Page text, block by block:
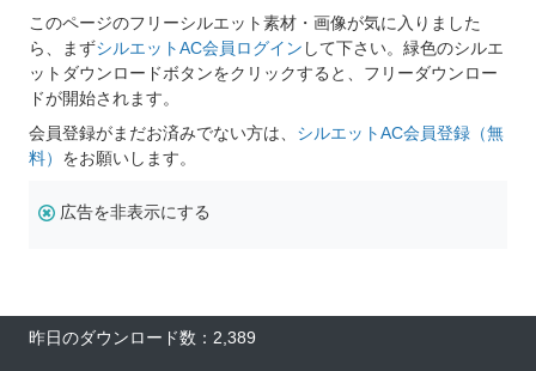
このページのフリーシルエット素材・画像が気に入りました
ら、まずシルエットAC会員ログイン して下さい。緑色のシルエ
ットダウンロードボタンをクリックすると、フリーダウンロー
ドが開始されます。
会員登録がまだお済みでない方は、 シルエットAC会員登録（無
料） をお願いします。
広告を非表示にする
昨日のダウンロード数：2,389